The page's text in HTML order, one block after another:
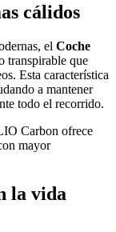
cálidos
el Coche
transpirable que
Esta característica
a mantener
todo el recorrido.
Carbon ofrece
mayor
la vida